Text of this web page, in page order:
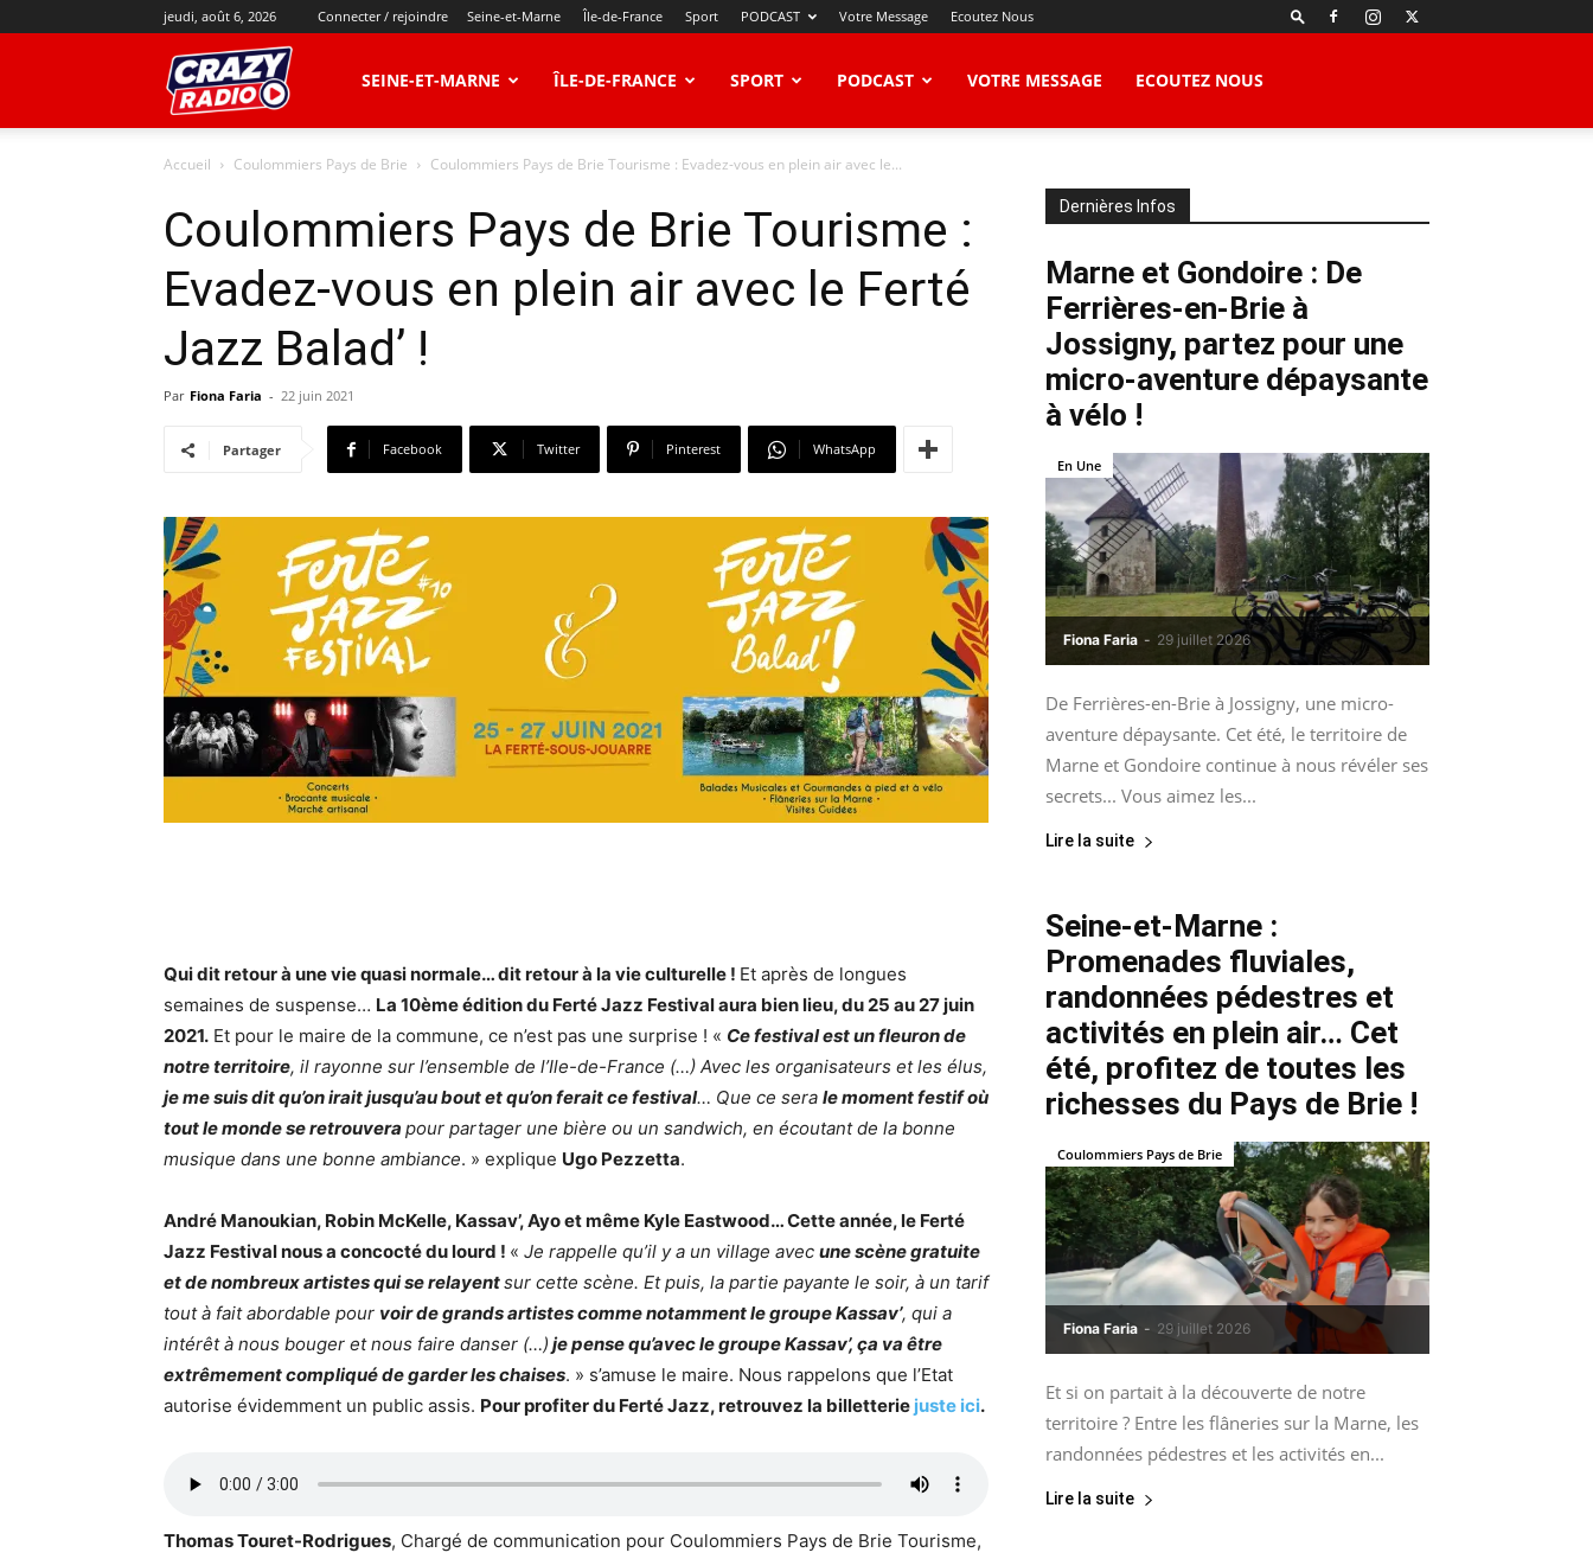
jeudi, août 6, 2026 Connecter / rejoindre Seine-et-Marne Île-de-France Sport PODCAST Votre Message Ecoutez Nous
RADIO
SEINE-ET-MARNE ÎLE-DE-FRANCE SPORT PODCAST VOTRE MESSAGE ECOUTEZ NOUS
Accueil Coulommiers Pays de Brie Coulommiers Pays de Brie Tourisme : Evadez-vous en plein air avec le...
Coulommiers Pays de Brie Tourisme :
Evadez-vous en plein air avec le Ferté
Jazz Balad’ !
Par Fiona Faria - 22 juin 2021
Partager Facebook Twitter Pinterest WhatsApp
Qui dit retour à une vie quasi normale… dit retour à la vie culturelle ! Et après de longues
semaines de suspense… La 10ème édition du Ferté Jazz Festival aura bien lieu, du 25 au 27 juin
2021. Et pour le maire de la commune, ce n’est pas une surprise ! « Ce festival est un fleuron de
notre territoire, il rayonne sur l’ensemble de l’Ile-de-France (…) Avec les organisateurs et les élus,
je me suis dit qu’on irait jusqu’au bout et qu’on ferait ce festival… Que ce sera le moment festif où
tout le monde se retrouvera pour partager une bière ou un sandwich, en écoutant de la bonne
musique dans une bonne ambiance. » explique Ugo Pezzetta.
André Manoukian, Robin McKelle, Kassav’, Ayo et même Kyle Eastwood… Cette année, le Ferté
Jazz Festival nous a concocté du lourd ! « Je rappelle qu’il y a un village avec une scène gratuite
et de nombreux artistes qui se relayentsur cette scène. Et puis, la partie payante le soir, à un tarif
tout à fait abordable pour voir de grands artistes comme notamment le groupe Kassav’, qui a
intérêt à nous bouger et nous faire danser (…) je pense qu’avec le groupe Kassav’, ça va être
extrêmement compliqué de garder les chaises. » s’amuse le maire. Nous rappelons que l’Etat
autorise évidemment un public assis. Pour profiter du Ferté Jazz, retrouvez la billetterie juste ici.
Thomas Touret-Rodrigues, Chargé de communication pour Coulommiers Pays de Brie Tourisme,
Dernières Infos
Marne et Gondoire : De
Ferrières-en-Brie à
Jossigny, partez pour une
micro-aventure dépaysante
à vélo !
Fiona Faria - 29 juillet 2026
En Une
De Ferrières-en-Brie à Jossigny, une micro-
aventure dépaysante. Cet été, le territoire de
Marne et Gondoire continue à nous révéler ses
secrets... Vous aimez les...
Lire la suite
Seine-et-Marne :
Promenades fluviales,
randonnées pédestres et
activités en plein air… Cet
été, profitez de toutes les
richesses du Pays de Brie !
Fiona Faria - 29 juillet 2026
Coulommiers Pays de Brie
Et si on partait à la découverte de notre
territoire ? Entre les flâneries sur la Marne, les
randonnées pédestres et les activités en...
Lire la suite